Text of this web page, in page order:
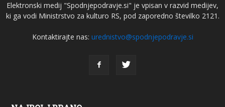
Elektronski medij "Spodnjepodravje.si" je vpisan v razvid medijev,
ki ga vodi Ministrstvo za kulturo RS, pod zaporedno številko 2121.
Kontaktirajte nas: urednistvo@spodnjepodravje.si